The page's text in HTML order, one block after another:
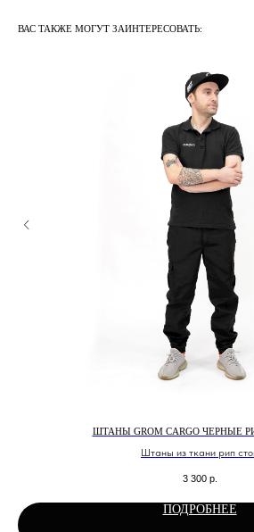
ВАС ТАКЖЕ МОГУТ ЗАИНТЕРЕСОВАТЬ:
ШТАНЫ GROM CARGO ЧЕРНЫЕ
Штаны из ткани рип
3 300 р.
ПОДРОБНЕЕ